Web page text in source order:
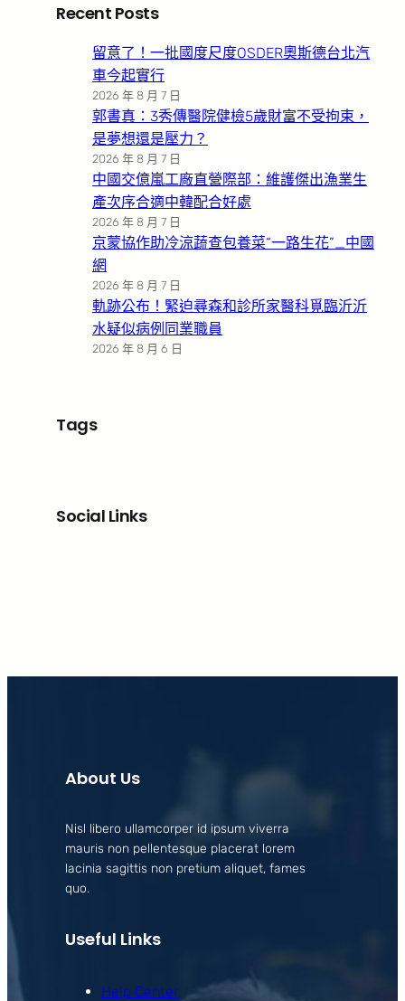
Recent Posts
留意了！一批國度尺度OSDER奧斯德台北汽
車今起實行
2026 年 8 月 7 日
郭書真：3秀傳醫院健檢5歲財富不受拘束，
是夢想還是壓力？
2026 年 8 月 7 日
中國交億嵐工廠直營際部：維護傑出漁業生
產次序合適中韓配合好處
2026 年 8 月 7 日
京蒙協作助冷涼蔬查包養菜“一路生花”_中國
網
2026 年 8 月 7 日
軌跡公布！緊迫尋森和診所家醫科覓臨沂沂
水疑似病例同業職員
2026 年 8 月 6 日
Tags
Social Links
About Us
Nisl libero ullamcorper id ipsum viverra
mauris non pellentesque placerat lorem
lacinia sagittis non pretium aliquet, fames
quo.
Useful Links
Help Center